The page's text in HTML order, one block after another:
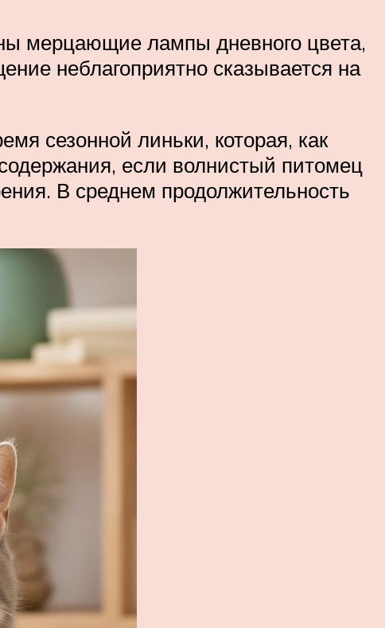
мерцающие лампы дневного цвета,
неблагоприятно сказывается на
сезонной линьки, которая, как
если волнистый питомец
В среднем продолжительность